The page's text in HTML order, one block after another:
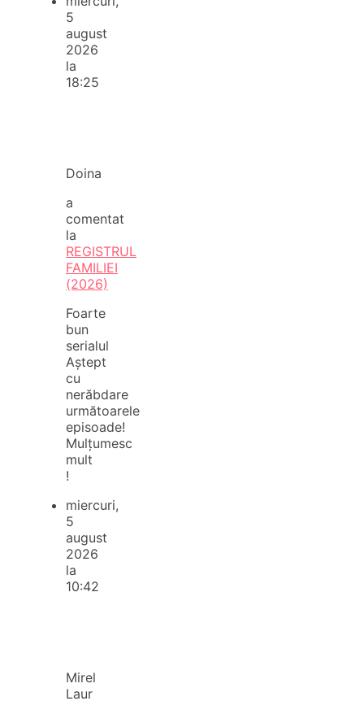
5
august
2026
la
18:25
Doina
a
comentat
la
REGISTRUL
FAMILIEI
(2026)
Foarte
bun
serialul
Aștept
cu
nerăbdare
următoarele
episoade!
Mulțumesc
mult
!
miercuri,
5
august
2026
la
10:42
Mirel
Laur